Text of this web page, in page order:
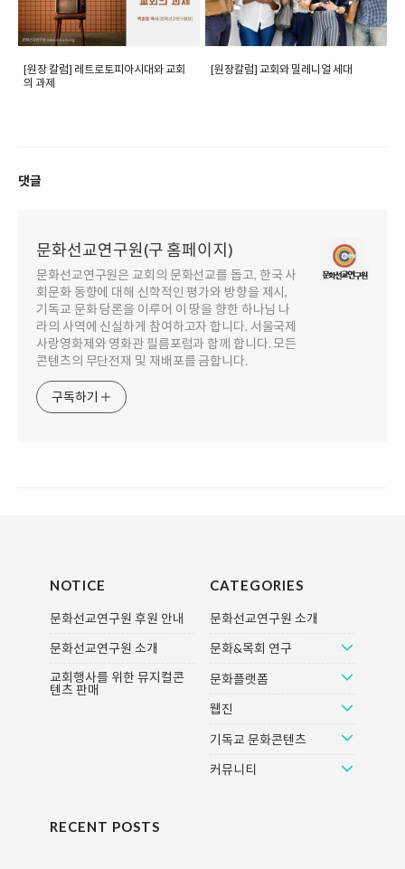
[원장 칼럼] 레트로토피아시대와 교회
의 과제
[원장칼럼] 교회와 밀레니얼 세대
댓글
문화선교연구원(구 홈페이지)
문화선교연구원은 교회의 문화선교를 돕고, 한국 사
회문화 동향에 대해 신학적인 평가와 방향을 제시,
기독교 문화 담론을 이루어 이 땅을 향한 하나님 나
라의 사역에 신실하게 참여하고자 합니다. 서울국제
사랑영화제와 영화관 필름포럼과 함께 합니다. 모든
콘텐츠의 무단전재 및 재배포를 금합니다.
구독하기
NOTICE
문화선교연구원 후원 안내
문화선교연구원 소개
교회행사를 위한 뮤지컬콘
텐츠 판매
CATEGORIES
문화선교연구원 소개
문화&목회 연구
문화플랫폼
웹진
기독교 문화콘텐츠
커뮤니티
RECENT POSTS